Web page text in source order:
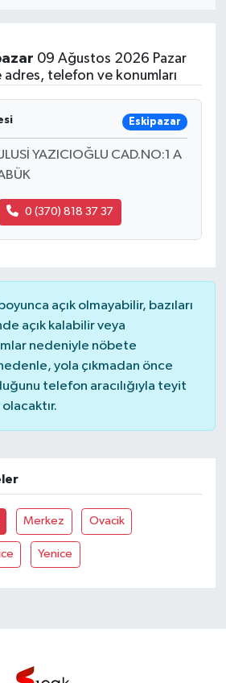
09 Ağustos 2026 Pazar
telefon ve konumları
Eskipazar
YAZICIOĞLU CAD.NO:1 A
0 (370) 818 37 37
açık olmayabilir, bazıları
açık kalabilir veya
nedeniyle nöbete
yola çıkmadan önce
telefon aracılığıyla teyit
Merkez Ovacik
Yenice